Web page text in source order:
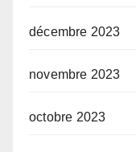
décembre 2023
novembre 2023
octobre 2023